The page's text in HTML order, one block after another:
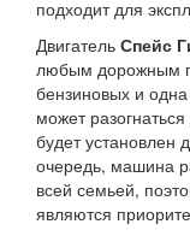
подходит для
Двигатель Спейс
любым дорожным
бензиновых и
может
будет установлен
очередь, машина
всей семьей,
являются